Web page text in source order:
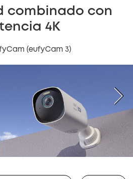
combinado con
4K
(eufyCam 3)